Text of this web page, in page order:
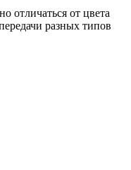
отличаться от цвета
разных типов